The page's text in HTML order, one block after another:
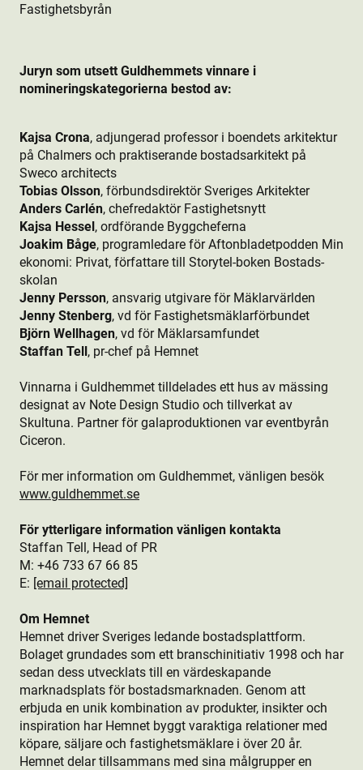
Fastighetsbyrån
Juryn som utsett Guldhemmets vinnare i
nomineringskategorierna bestod av:
Kajsa Crona, adjungerad professor i boendets arkitektur
på Chalmers och praktiserande bostads­arkitekt på
Sweco architects
Tobias Olsson, förbundsdirektör Sveriges Arkitekter
Anders Carlén, chefredaktör Fastighetsnytt
Kajsa Hessel, ordförande Byggcheferna
Joakim Båge, programledare för Aftonbladetpodden Min
ekonomi: Privat, författare till Storytel-boken Bostads­
skolan
Jenny Persson, ansvarig utgivare för Mäklarvärlden
Jenny Stenberg, vd för Fastighetsmäklarförbundet
Björn Wellhagen, vd för Mäklarsamfundet
Staffan Tell, pr-chef på Hemnet
Vinnarna i Guldhemmet tilldelades ett hus av mässing
designat av Note Design Studio och tillverkat av
Skultuna. Partner för galaprodukt­ionen var eventbyrån
Ciceron.
För mer information om Guldhemmet, vänligen besök
www.guldhemmet.se
För ytterligare information vänligen kontakta
Staffan Tell, Head of PR
M: +46 733 67 66 85
E: [email protected]
Om Hemnet
Hemnet driver Sveriges ledande bostads­plattform.
Bolaget grundades som ett branschinitiativ 1998 och har
sedan dess utvecklats till en värdeskapande
marknadsplats för bostads­marknaden. Genom att
erbjuda en unik kombination av produkt­er, insikter och
inspiration har Hemnet byggt varaktiga relationer med
köpare, säljare och fastighetsmäklare i över 20 år.
Hemnet delar tillsammans med sina målgrupper en